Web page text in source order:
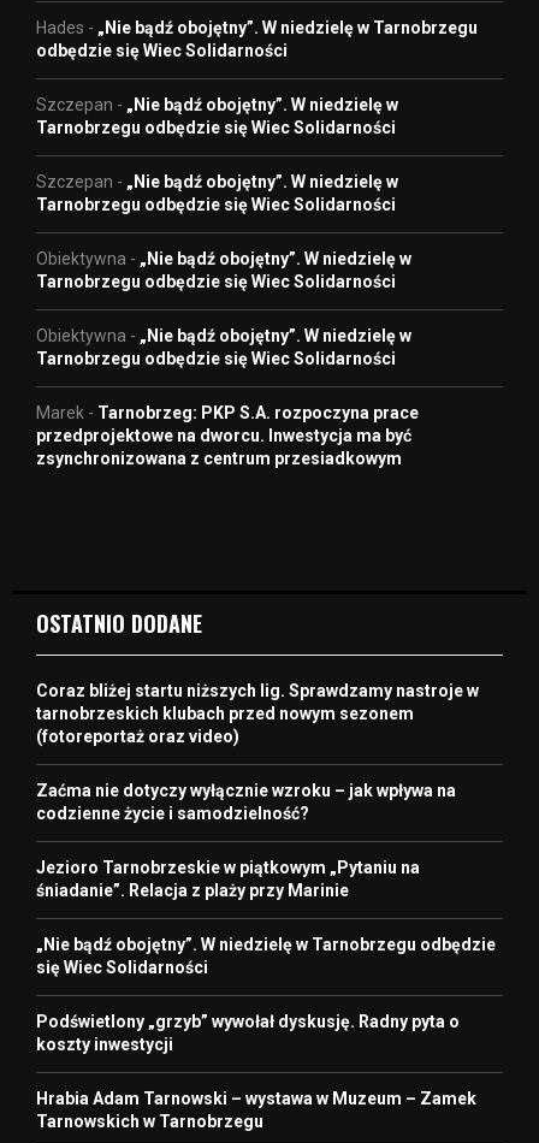
Hades - „Nie bądź obojętny”. W niedzielę w Tarnobrzegu
odbędzie się Wiec Solidarności
Szczepan - „Nie bądź obojętny”. W niedzielę w
Tarnobrzegu odbędzie się Wiec Solidarności
Szczepan - „Nie bądź obojętny”. W niedzielę w
Tarnobrzegu odbędzie się Wiec Solidarności
Obiektywna - „Nie bądź obojętny”. W niedzielę w
Tarnobrzegu odbędzie się Wiec Solidarności
Obiektywna - „Nie bądź obojętny”. W niedzielę w
Tarnobrzegu odbędzie się Wiec Solidarności
Marek - Tarnobrzeg: PKP S.A. rozpoczyna prace
przedprojektowe na dworcu. Inwestycja ma być
zsynchronizowana z centrum przesiadkowym
OSTATNIO DODANE
Coraz bliżej startu niższych lig. Sprawdzamy nastroje w
tarnobrzeskich klubach przed nowym sezonem
(fotoreportaż oraz video)
Zaćma nie dotyczy wyłącznie wzroku – jak wpływa na
codzienne życie i samodzielność?
Jezioro Tarnobrzeskie w piątkowym „Pytaniu na
śniadanie”. Relacja z plaży przy Marinie
„Nie bądź obojętny”. W niedzielę w Tarnobrzegu odbędzie
się Wiec Solidarności
Podświetlony „grzyb” wywołał dyskusję. Radny pyta o
koszty inwestycji
Hrabia Adam Tarnowski – wystawa w Muzeum – Zamek
Tarnowskich w Tarnobrzegu